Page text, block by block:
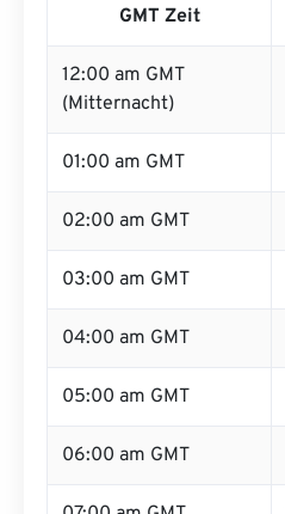
GMT Zeit
12:00 am GMT
(Mitternacht)
01:00 am GMT
02:00 am GMT
03:00 am GMT
04:00 am GMT
05:00 am GMT
06:00 am GMT